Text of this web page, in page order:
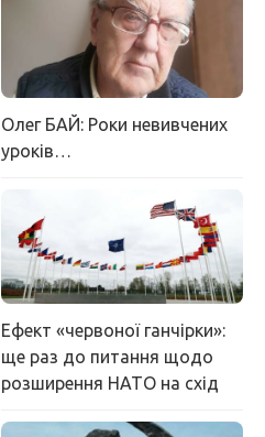
Олег БАЙ: Роки невивчених
уроків…
Ефект «червоної ганчірки»:
ще раз до питання щодо
розширення НАТО на схід